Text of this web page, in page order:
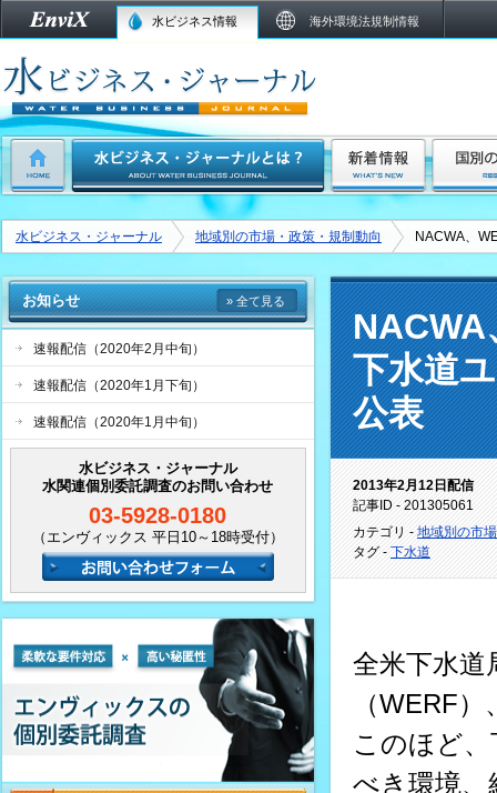
水ビジネス情報 海外環境法規制情報
水ビジネス・ジャーナル 地域別の市場・政策・規制動向 NACWA、
NACWA
下水道
公表
2013年2月12日配信
記事ID - 201305061
カテゴリ - 地域別の市
タグ - 下水道
全米下水道
（WERF
このほど
べき環境、
お知らせ » 全て見る
速報配信（2020年2月中旬）
速報配信（2020年1月下旬）
速報配信（2020年1月中旬）
水ビジネス・ジャーナル
水関連個別委託調査のお問い合わせ
03-5928-0180
（エンヴィックス 平日10～18時受付）